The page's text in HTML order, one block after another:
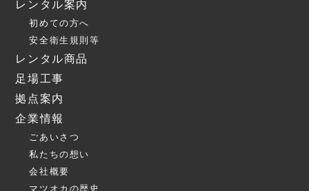
レンタル案内
初めての方へ
安全衛生規則等
レンタル商品
足場工事
拠点案内
企業情報
ごあいさつ
私たちの想い
会社概要
マツオカの歴史